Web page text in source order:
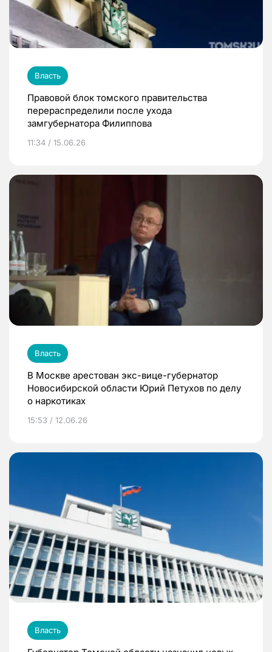
Власть
Правовой блок томского правительства
перераспределили после ухода
замгубернатора Филиппова
11:34 / 15.06.26
Власть
В Москве арестован экс-вице-губернатор
Новосибирской области Юрий Петухов по делу
о наркотиках
15:53 / 12.06.26
Власть